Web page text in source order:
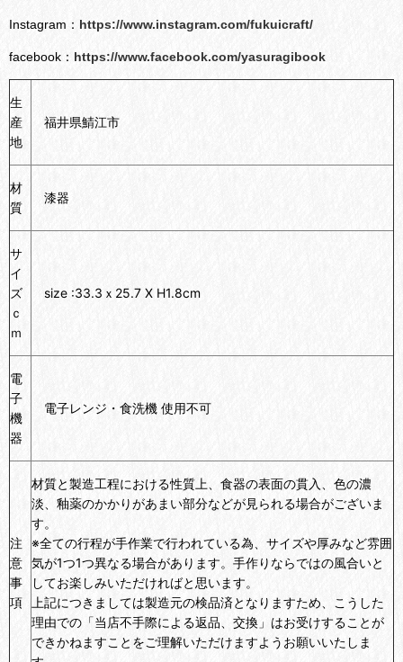
Instagram： https://www.instagram.com/fukuicraft/
facebook： https://www.facebook.com/yasuragibook
生
産
地
福井県鯖江市
材
質
漆器
サ
イ
ズ
ｃ
ｍ
size :33.3ｘ25.7 X H1.8cm
電
子
機
器
電子レンジ・食洗機 使用不可
注
意
事
項
材質と製造工程における性質上、食器の表面の貫入、色の濃
淡、釉薬のかかりがあまい部分などが見られる場合がございま
す。
※全ての行程が手作業で行われている為、サイズや厚みなど雰囲
気が1つ1つ異なる場合があります。手作りならではの風合いと
してお楽しみいただければと思います。
上記につきましては製造元の検品済となりますため、こうした
理由での「当店不手際による返品、交換」はお受けすることが
できかねますことをご理解いただけますようお願いいたしま